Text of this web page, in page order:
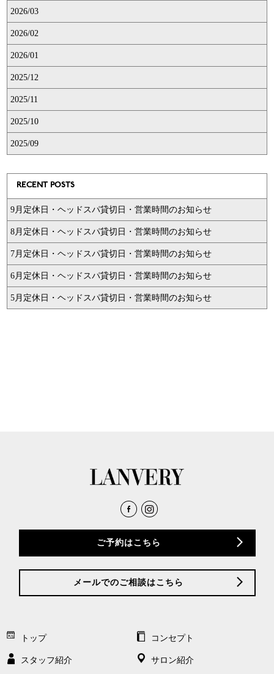
2026/03
2026/02
2026/01
2025/12
2025/11
2025/10
2025/09
RECENT POSTS
9月定休日・ヘッドスパ貸切日・営業時間のお知らせ
8月定休日・ヘッドスパ貸切日・営業時間のお知らせ
7月定休日・ヘッドスパ貸切日・営業時間のお知らせ
6月定休日・ヘッドスパ貸切日・営業時間のお知らせ
5月定休日・ヘッドスパ貸切日・営業時間のお知らせ
ご予約はこちら
メールでのご相談はこちら
トップ コンセプト
スタッフ紹介 サロン紹介